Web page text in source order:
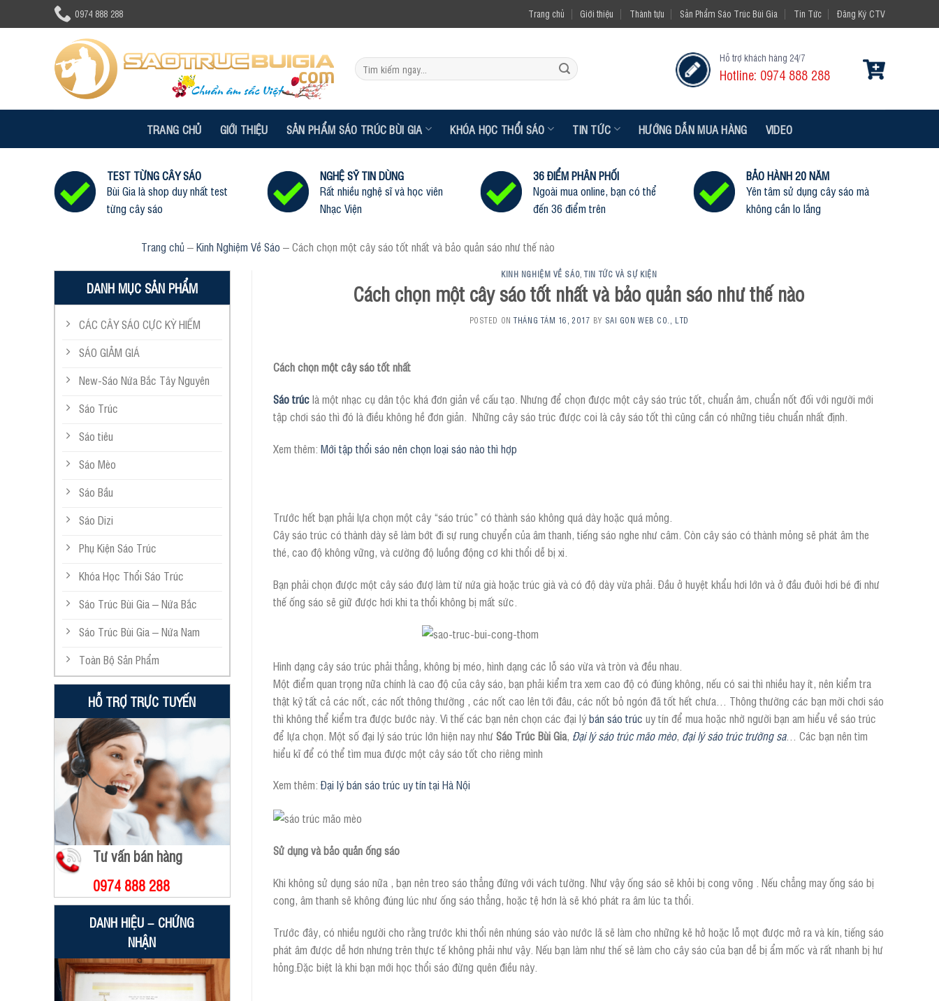
to
0974 888 288 Trang chủ Giới thiệu Thành tựu Sản Phẩm Sáo Trúc Bùi Gia Tin Tức Đăng Ký CTV
Tìm
kiếm:
Hỗ trợ khách hàng 24/7
Hotline: 0974 888 288
TRANG CHỦ GIỚI THIỆU SẢN PHẨM SÁO TRÚC BÙI GIA KHÓA HỌC THỔI SÁO TIN TỨC HƯỚNG DẪN MUA HÀNG VIDEO
TEST TỪNG CÂY SÁO
Bùi Gia là shop duy nhất test
từng cây sáo
NGHỆ SỸ TIN DÙNG
Rất nhiều nghệ sĩ và học viên
Nhạc Viện
36 ĐIỂM PHÂN PHỐI
Ngoài mua online, bạn có thể
đến 36 điểm trên
BẢO HÀNH 20 NĂM
Yên tâm sử dụng cây sáo mà
không cần lo lắng
Trang chủ –Kinh Nghiệm Về Sáo –Cách chọn một cây sáo tốt nhất và bảo quản sáo như thế nào
DANH MỤC SẢN PHẨM
CÁC CÂY SÁO CỰC KỲ HIẾM
SÁO GIẢM GIÁ
New-Sáo Nứa Bắc Tây Nguyên
Sáo Trúc
Sáo tiêu
Sáo Mèo
Sáo Bầu
Sáo Dizi
Phụ Kiện Sáo Trúc
Khóa Học Thổi Sáo Trúc
Sáo Trúc Bùi Gia – Nứa Bắc
Sáo Trúc Bùi Gia – Nứa Nam
Toàn Bộ Sản Phẩm
HỖ TRỢ TRỰC TUYẾN
Tư vấn bán hàng
0974 888 288
DANH HIỆU – CHỨNG
NHẬN
KINH NGHIỆM VỀ SÁO ,TIN TỨC VÀ SỰ KIỆN
Cách chọn một cây sáo tốt nhất và bảo quản sáo như thế nào
POSTED ONTHÁNG TÁM 16, 2017 BY SAI GON WEB CO., LTD
Cách chọn một cây sáo tốt nhất
Sáo trúclà một nhạc cụ dân tộc khá đơn giản về cấu tạo. Nhưng để chọn được một cây sáo trúc tốt, chuẩn âm, chuẩn nốt đối với người mới
tập chơi sáo thì đó là điều không hề đơn giản. Những cây sáo trúc được coi là cây sáo tốt thì cũng cần có những tiêu chuẩn nhất định.
Xem thêm: Mới tập thổi sáo nên chọn loại sáo nào thì hợp
Trước hết bạn phải lựa chọn một cây “sáo trúc” có thành sáo không quá dày hoặc quá mỏng.
Cây sáo trúc có thành dày sẽ làm bớt đi sự rung chuyển của âm thanh, tiếng sáo nghe như câm. Còn cây sáo có thành mỏng sẽ phát âm the
thé, cao độ không vững, và cường độ luồng động cơ khi thổi dễ bị xi.
Bạn phải chọn được một cây sáo đượ làm từ nứa già hoặc trúc già và có độ dày vừa phải. Đầu ở huyệt khẩu hơi lớn và ở đầu đuôi hơi bé đi như
thế ống sáo sẽ giữ được hơi khi ta thổi không bị mất sức.
Hình dạng cây sáo trúc phải thẳng, không bị méo, hình dạng các lỗ sáo vừa và tròn và đều nhau.
Một điểm quan trọng nữa chính là cao độ của cây sáo, bạn phải kiểm tra xem cao độ có đúng không, nếu có sai thì nhiều hay ít, nên kiểm tra
thật kỹ tất cả các nốt, các nốt thông thường , các nốt cao lên tới đâu, các nốt bỏ ngón đã tốt hết chưa… Thông thường các bạn mời chơi sáo
thì không thể kiểm tra được bước này. Vì thế các bạn nên chọn các đại lýbán sáo trúc uy tín để mua hoặc nhờ người bạn am hiểu về sáo trúc
để lựa chọn. Một số đại lý sáo trúc lớn hiện nay như Sáo Trúc Bùi Gia, Đại lý sáo trúc mão mèo, đại lý sáo trúc trường sa… Các bạn nên tìm
hiểu kĩ để có thể tìm mua được một cây sáo tốt cho riêng mình
Xem thêm: Đại lý bán sáo trúc uy tín tại Hà Nội
Sử dụng và bảo quản ống sáo
Khi không sử dụng sáo nữa , bạn nên treo sáo thẳng đứng với vách tường. Như vậy ống sáo sẽ khỏi bị cong võng . Nếu chẳng may ống sáo bị
cong, âm thanh sẽ không đúng lúc như ống sáo thẳng, hoặc tệ hơn là sẽ khó phát ra âm lúc ta thổi.
Trước đây, có nhiều người cho rằng trước khi thổi nên nhúng sáo vào nước lã sẽ làm cho những kẽ hở hoặc lỗ mọt được mở ra và kín, tiếng sáo
phát âm được dễ hơn nhưng trên thực tế không phải như vậy. Nếu bạn làm như thế sẽ làm cho cây sáo của bạn dễ bị ẩm mốc và rất nhanh bị hư
hỏng.Đặc biệt là khi bạn mới học thổi sáo đừng quên điều này.